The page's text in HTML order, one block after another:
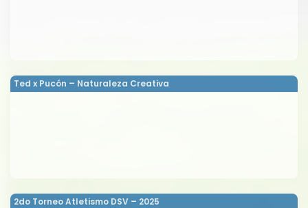
Ted x Pucón – Naturaleza Creativa
2do Torneo Atletismo DSV – 2025